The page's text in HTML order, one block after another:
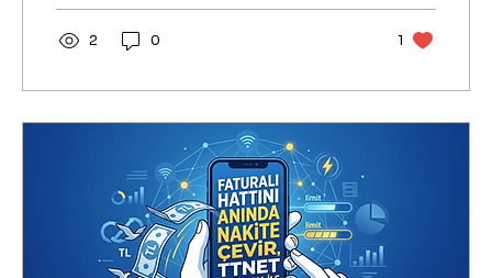
2 0 1